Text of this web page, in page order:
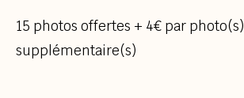
15 photos offertes + 4€ par photo(s)
supplémentaire(s)